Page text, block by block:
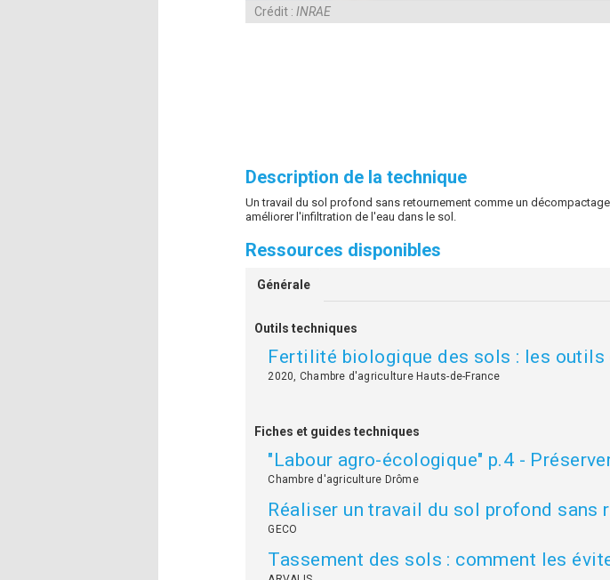
Crédit :INRAE
Description de la technique
Un travail du sol profond sans retournement comme un
améliorer l'infiltration de l'eau dans le sol.
Ressources disponibles
Générale
Outils techniques
Fertilité biologique des sols : les outils
2020, Chambre d'agriculture Hauts-de-France
Fiches et guides techniques
"Labour agro-écologique" p.4 -
Chambre d'agriculture Drôme
Réaliser un travail du sol profond sans
GECO
Tassement des sols : comment les